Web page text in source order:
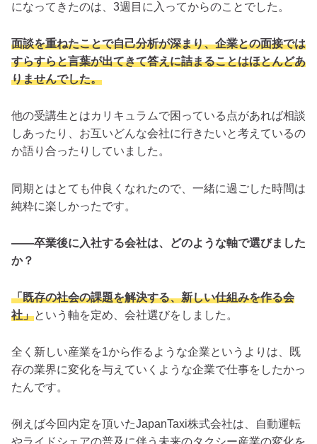
になってきたのは、3週目に入ってからのことでした。
面談を重ねたことで自己分析が深まり、企業との面接では
すらすらと言葉が出てきて答えに詰まることはほとんどあ
りませんでした。
他の受講生とはカリキュラムで困っている点があれば相談
しあったり、お互いどんな会社に行きたいと考えているの
か語り合ったりしていました。
同期とはとても仲良くなれたので、一緒に過ごした時間は
純粋に楽しかったです。
――卒業後に入社する会社は、どのような軸で選びました
か？
「既存の社会の課題を解決する、新しい仕組みを作る会
社」という軸を定め、会社選びをしました。
全く新しい産業を1から作るような企業というよりは、既
存の業界に変化を与えていくような企業で仕事をしたかっ
たんです。
例えば今回内定を頂いたJapanTaxi株式会社は、自動運転